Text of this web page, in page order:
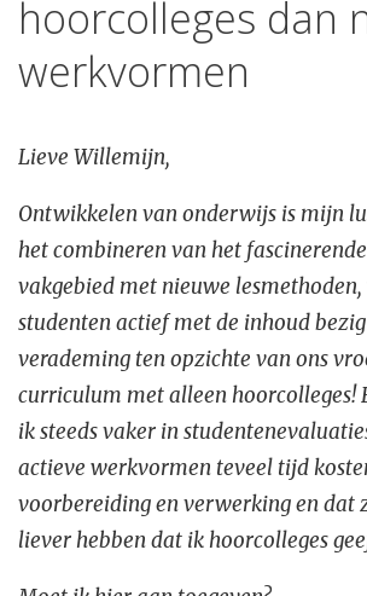
hoorcolleges dan
werkvormen
Lieve Willemijn,
Ontwikkelen van onderwijs is mijn
het combineren van het
vakgebied met nieuwe
studenten actief met de inhoud
verademing ten opzichte van ons
curriculum met alleen hoorcolleges!
ik steeds vaker in
actieve werkvormen teveel tijd
voorbereiding en verwerking en dat
liever hebben dat ik hoorcolleges